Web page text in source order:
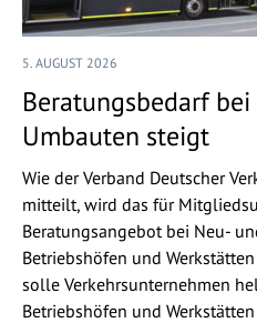
5. AUGUST 2026
Beratungsbedarf
Umbauten steigt
Wie der Verband Deutscher
mitteilt, wird das für
Beratungsangebot bei Neu-
Betriebshöfen und
solle Verkehrsunternehmen
Betriebshöfen und